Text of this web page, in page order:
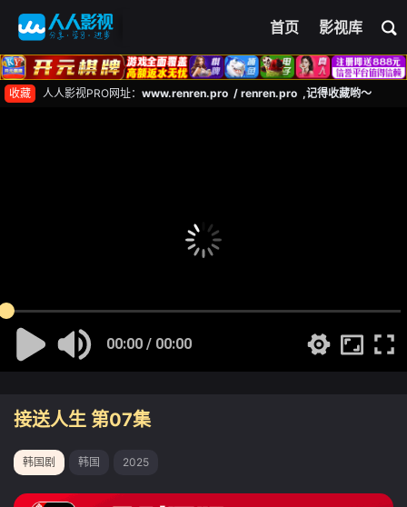
首页 影视库
收藏 人人影视PRO网址： www.renren.pro / renren.pro ,记得收藏哟～
00:00 / 00:00
接送人生 第07集
韩国剧 韩国 2025